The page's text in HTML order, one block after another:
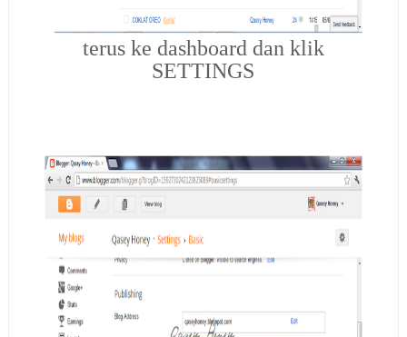
terus ke dashboard dan klik
SETTINGS